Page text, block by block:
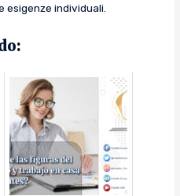
individuali.